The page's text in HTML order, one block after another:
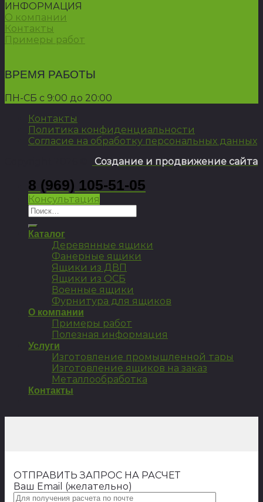
ИНФОРМАЦИЯ
О компании
Контакты
Примеры работ
ВРЕМЯ РАБОТЫ
ПН-СБ с 9:00 до 20:00
Контакты
Политика конфиденциальности
Согласие на обработку персональных данных
Создание и продвижение сайта
8 (969) 105-51-05
Консультация
Искать:
Каталог
Деревянные ящики
Фанерные ящики
Ящики из ДВП
Ящики из ОСБ
Военные ящики
Фурнитура для ящиков
О компании
Примеры работ
Полезная информация
Услуги
Изготовление промышленной тары
Изготовление ящиков на заказ
Металлообработка
Контакты
ОТПРАВИТЬ ЗАПРОС НА РАСЧЕТ
Ваш Email (желательно)